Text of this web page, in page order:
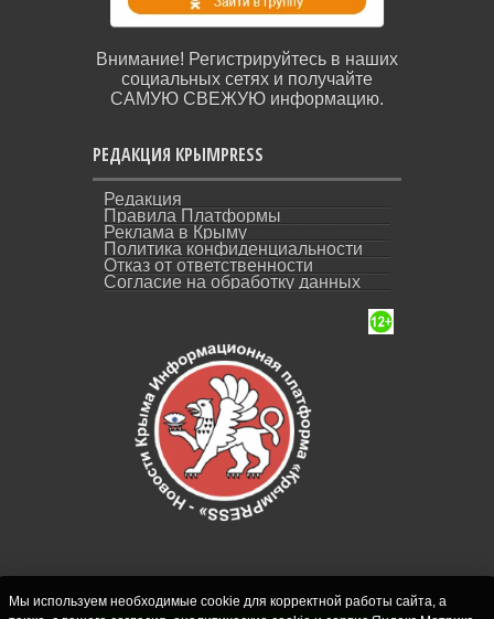
Внимание! Регистрируйтесь в наших
социальных сетях и получайте
САМУЮ СВЕЖУЮ информацию.
РЕДАКЦИЯ КРЫМPRESS
Редакция
Правила Платформы
Реклама в Крыму
Политика конфиденциальности
Отказ от ответственности
Согласие на обработку данных
Мы используем необходимые cookie для корректной работы сайта, а